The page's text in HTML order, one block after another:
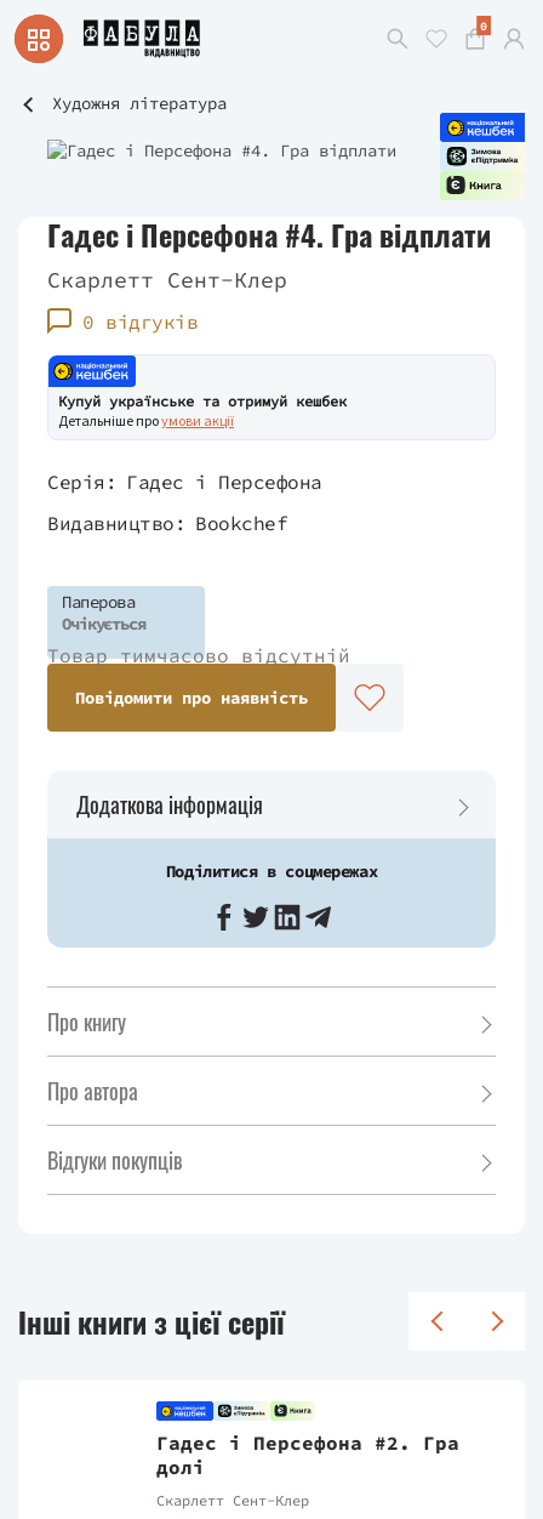
0
Художня література
Гадес і Персефона #4. Гра відплати
Скарлетт Сент-Клер
0 відгуків
Купуй українське та отримуй кешбек
Детальніше проумови акції
Серія:
Гадес і Персефона
Видавництво: Bookchef
Паперова
Очікується
Товар тимчасово відсутній
Повідомити про наявність
Додаткова інформація
Поділитися в соцмережах
Про книгу
Про автора
Відгуки покупців
Інші книги з цієї серії
Гадес і Персефона #2. Гра
долі
Скарлетт Сент-Клер